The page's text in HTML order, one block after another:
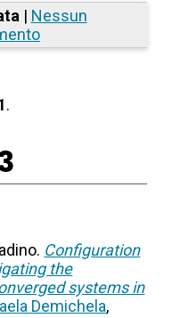
| Nessun
.
Configuration
the
systems in
Demichela,